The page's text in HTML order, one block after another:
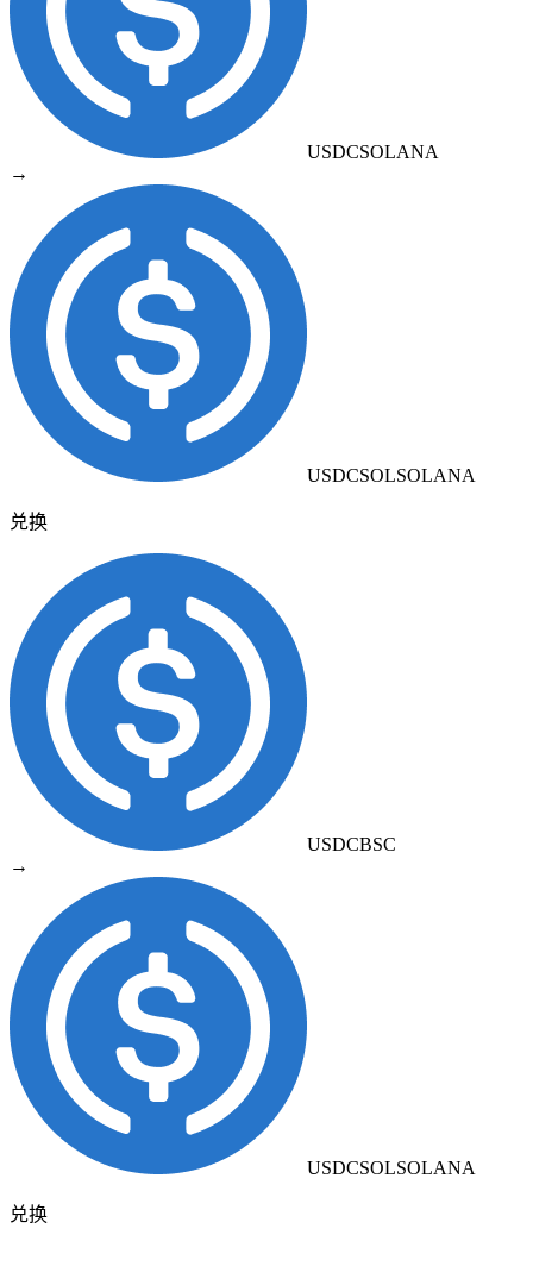
USDCSOLANA
→
USDCSOLSOLANA
兑换
USDCBSC
→
USDCSOLSOLANA
兑换